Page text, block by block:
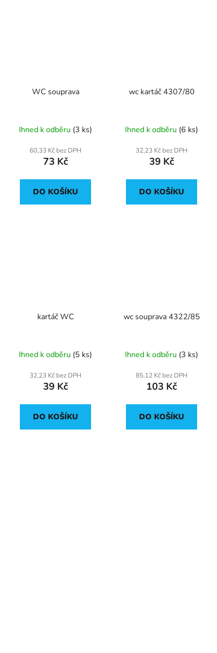
WC souprava
Ihned k odběru (3 ks)
60,33 Kč bez DPH
73 Kč
DO KOŠÍKU
wc kartáč 4307/80
Ihned k odběru (6 ks)
32,23 Kč bez DPH
39 Kč
DO KOŠÍKU
kartáč WC
Ihned k odběru (5 ks)
32,23 Kč bez DPH
39 Kč
DO KOŠÍKU
wc souprava 4322/85
Ihned k odběru (3 ks)
85,12 Kč bez DPH
103 Kč
DO KOŠÍKU